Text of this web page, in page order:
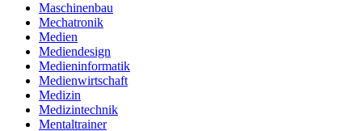
Maschinenbau
Mechatronik
Medien
Mediendesign
Medieninformatik
Medienwirtschaft
Medizin
Medizintechnik
Mentaltrainer